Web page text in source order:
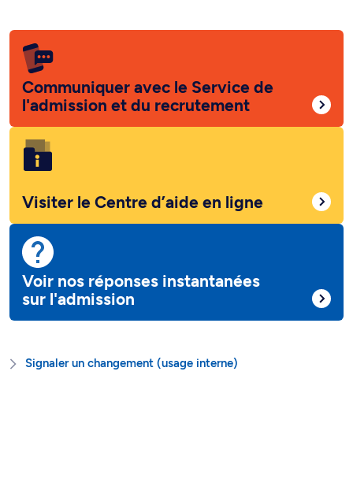
Communiquer avec le Service de
l'admission et du recrutement
Visiter le Centre d’aide en ligne
Voir nos réponses instantanées
sur l'admission
Signaler un changement (usage interne)